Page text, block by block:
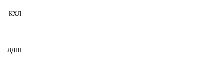
КХЛ
ЛДПР